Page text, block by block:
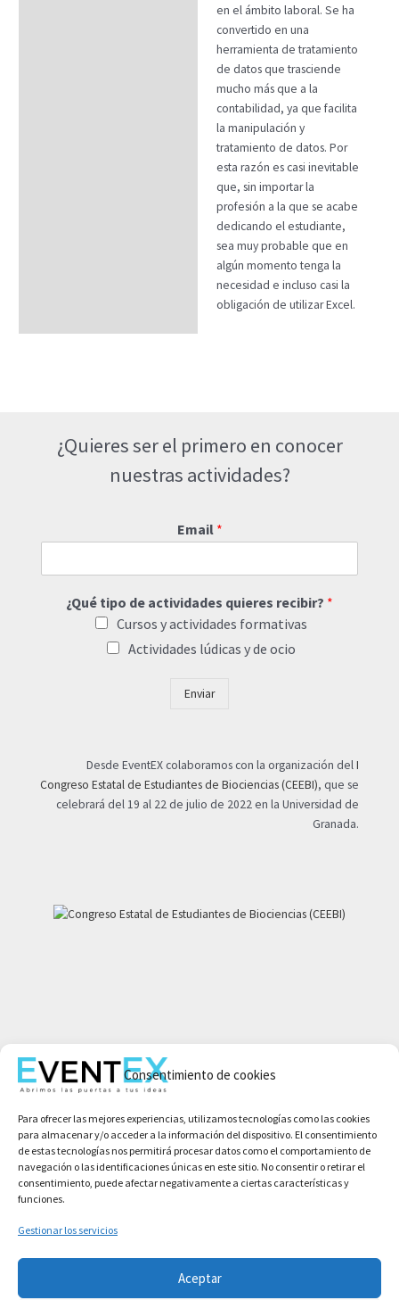
Consentimiento de cookies
Para ofrecer las mejores experiencias, utilizamos tecnologías como las cookies
para almacenar y/o acceder a la información del dispositivo. El consentimiento
de estas tecnologías nos permitirá procesar datos como el comportamiento de
navegación o las identificaciones únicas en este sitio. No consentir o retirar el
consentimiento, puede afectar negativamente a ciertas características y
funciones.
Gestionar los servicios
Aceptar
en el ámbito laboral. Se ha
convertido en una
herramienta de tratamiento
de datos que trasciende
mucho más que a la
contabilidad, ya que facilita
la manipulación y
tratamiento de datos. Por
esta razón es casi inevitable
que, sin importar la
profesión a la que se acabe
dedicando el estudiante,
sea muy probable que en
algún momento tenga la
necesidad e incluso casi la
obligación de utilizar Excel.
¿Quieres ser el primero en conocer
nuestras actividades?
Email *
¿Qué tipo de actividades quieres recibir? *
Cursos y actividades formativas
Actividades lúdicas y de ocio
Enviar
Desde EventEX colaboramos con la organización delI
Congreso Estatal de Estudiantes de Biociencias (CEEBI), que se
celebrará del 19 al 22 de julio de 2022 en la Universidad de
Granada.
Aviso legal
Política de privacidad
Condiciones de compra
Política de cookies